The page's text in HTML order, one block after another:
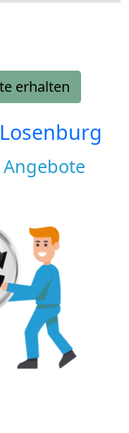
erhalten
Losenburg